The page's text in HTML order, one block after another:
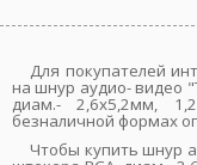
Для покупателей
на шнур аудио- видео
диам.- 2,6х5,2мм,
безналичной формах
Чтобы купить шнур